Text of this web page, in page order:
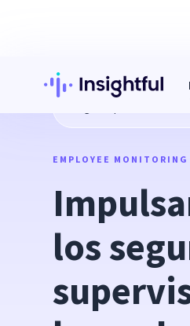
Impulsar el
EMPLOYEE MONITORING
los